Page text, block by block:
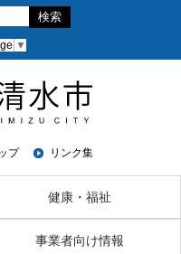
▼
プ リンク集
健康・福祉
事業者向け情報